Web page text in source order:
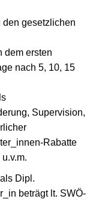
den gesetzlichen
dem ersten
nach 5, 10, 15
Supervision,
Rabatte
Dipl.
beträgt lt. SWÖ-